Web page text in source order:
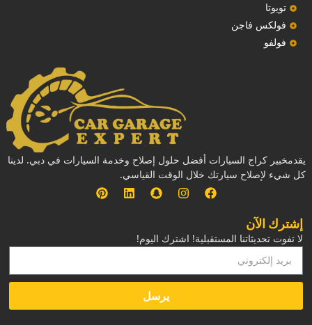
تويوتا
فولكس فاجن
فولفو
يقدمخبير كراج السيارات أفضل حلول إصلاح وخدمة السيارات في دبي. لدينا
كل شيء لإصلاح سيارتك خلال الوقت القياسي.
إشترك الآن
لا تفوت تحديثاتنا المستقبلية! اشترك اليوم!
يرسل